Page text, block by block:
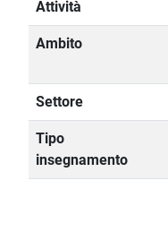
Attività
Ambito
Settore
Tipo
insegnamento